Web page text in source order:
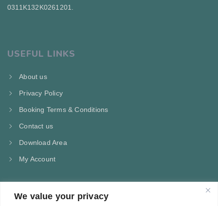
We value your privacy
0311Κ132Κ0261201.
USEFUL LINKS
About us
Privacy Policy
Booking Terms & Conditions
Contact us
Download Area
My Account
CONTACT US